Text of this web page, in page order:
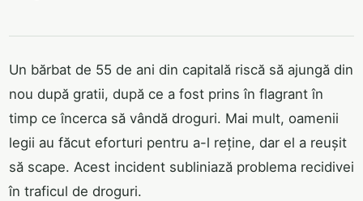
Un bărbat de 55 de ani din capitală riscă să ajungă din
nou după gratii, după ce a fost prins în flagrant în
timp ce încerca să vândă droguri. Mai mult, oamenii
legii au făcut eforturi pentru a-l reține, dar el a reușit
să scape. Acest incident subliniază problema recidivei
în traficul de droguri.